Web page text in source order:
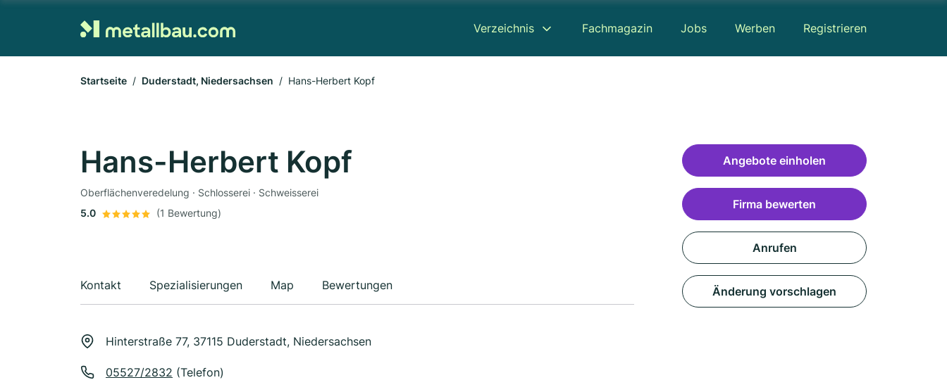
Verzeichnis Fachmagazin Jobs Werben Registrieren
Startseite Duderstadt, Niedersachsen Hans-Herbert Kopf
Hans-Herbert Kopf
Oberflächenveredelung · Schlosserei · Schweisserei
5.0
(1 Bewertung)
Kontakt Spezialisierungen Map Bewertungen
Hinterstraße 77, 37115 Duderstadt, Niedersachsen
05527/2832 (Telefon)
Angebote einholen
Firma bewerten
Anrufen
Änderung vorschlagen